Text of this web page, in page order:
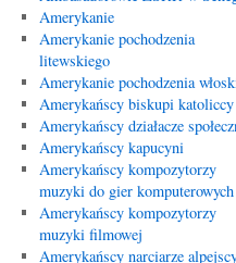
Amerykanie
Amerykanie pochodzenia
litewskiego
Amerykanie pochodzenia
Amerykańscy biskupi katoliccy
Amerykańscy działacze
Amerykańscy kapucyni
Amerykańscy kompozytorzy
muzyki do gier komputerowych
Amerykańscy kompozytorzy
muzyki filmowej
Amerykańscy narciarze